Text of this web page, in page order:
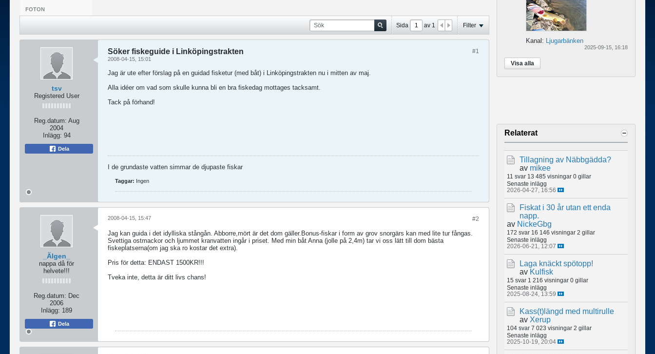
FOTON
Sida av 1 Filter
tsv
Registered User
Reg.datum: Aug
2004
Inlägg: 94
Dela
#1
Söker fiskeguide i Linköpingstrakten
2008-04-15, 15:01
Jag är ute efter förslag på en guidad fisketur (med båt) i Linköpingstrakten nu i mitten av maj.
Alla idéer om vad som skulle kunna bli en bra fiskedag mottages tacksamt.
Tack på förhand!
I de grundaste vatten simmar de djupaste fiskar
Taggar: Ingen
_Älgen_
nappa då för
helvete!!!
Reg.datum: Dec
2006
Inlägg: 189
Dela
#2
2008-04-15, 15:47
Jag kan guida i det idylliska stångån. Abborre,mört är det dom gäller.Bonus-fiskar i form av grov snorgärs kan med lite tur fångas.
Svettiga ostmackor och ljummet kranvatten ingår i priset. Med min båt Anna (jolle på 2,4m) tar vi oss lätt till dom bästa
fiskeplatserna(om jag ska ro kostar det extra).
Pris för detta: ENDAST 1500KR!!!
Tveka inte, detta är ditt livs chans!
Kanal: Ljugarbänken
2025-09-15, 16:18
Visa alla
Relaterat
Tillagning av Näbbgädda?
av mikee
11 svar 13 485 visningar 0 gillar
Senaste inlägg
2026-04-27, 16:56
Fiskat i 30 år utan ett enda
napp.
av NickeGbg
172 svar 16 146 visningar 2 gillar
Senaste inlägg
2026-06-21, 12:07
Laga knäckt spötopp!
av Kulfisk
15 svar 1 216 visningar 0 gillar
Senaste inlägg
2025-08-24, 13:59
Kass(t)längd med multirulle
av Xerup
104 svar 7 023 visningar 2 gillar
Senaste inlägg
2025-10-19, 20:04